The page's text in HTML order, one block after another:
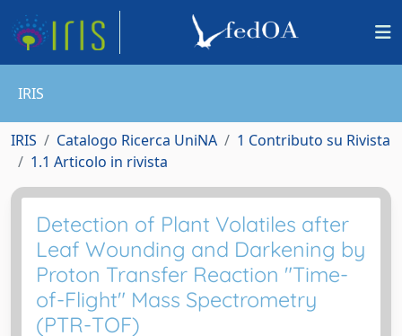
IRIS
IRIS Catalogo Ricerca UniNA
1 Contributo su Rivista
1.1 Articolo in rivista
Detection of Plant Volatiles after
Leaf Wounding and Darkening by
Proton Transfer Reaction "Time-
of-Flight" Mass Spectrometry
(PTR-TOF)